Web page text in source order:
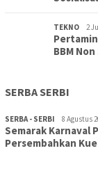
TEKNO 2
BBM
SERBA SERBI
SERBA - SERBI 8 Agustus
Semarak Karnaval
Persembahkan
TOPIK 8 Agustus 2026